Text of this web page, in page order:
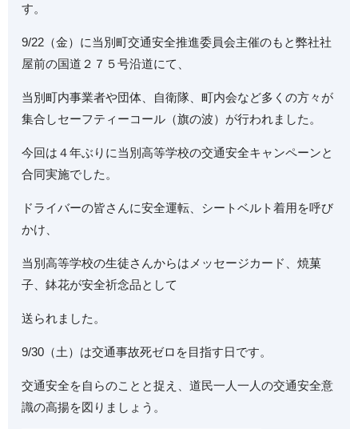
す。
9/22（金）に当別町交通安全推進委員会主催のもと弊社社
屋前の国道２７５号沿道にて、
当別町内事業者や団体、自衛隊、町内会など多くの方々が
集合しセーフティーコール（旗の波）が行われました。
今回は４年ぶりに当別高等学校の交通安全キャンペーンと
合同実施でした。
ドライバーの皆さんに安全運転、シートベルト着用を呼び
かけ、
当別高等学校の生徒さんからはメッセージカード、焼菓
子、鉢花が安全祈念品として
送られました。
9/30（土）は交通事故死ゼロを目指す日です。
交通安全を自らのことと捉え、道民一人一人の交通安全意
識の高揚を図りましょう。